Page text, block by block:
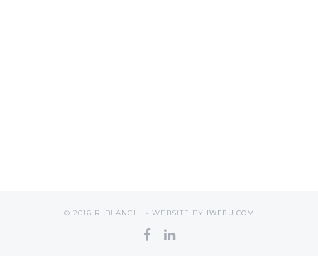
© 2016 R. BLANCHI - WEBSITE BY IWEBU.COM